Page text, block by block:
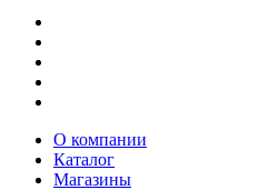
О компании
Каталог
Магазины